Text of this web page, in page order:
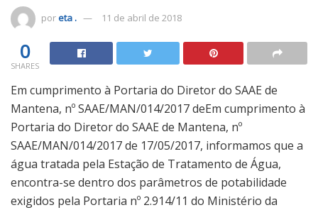
poreta . 11 de abril de 2018
0
SHARES
Em cumprimento à Portaria do Diretor do SAAE de
Mantena, nº SAAE/MAN/014/2017 deEm cumprimento à
Portaria do Diretor do SAAE de Mantena, nº
SAAE/MAN/014/2017 de 17/05/2017, informamos que a
água tratada pela Estação de Tratamento de Água,
encontra-se dentro dos parâmetros de potabilidade
exigidos pela Portaria nº 2.914/11 do Ministério da